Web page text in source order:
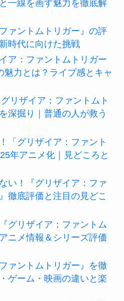
一線を画す魅力を徹底解
ァントムトリガー』の評
時代に向けた挑戦
ア：ファントムトリガー
魅力とは？ライブ感とキャ
リザイア：ファントムト
深掘り｜普通の人が救う
「グリザイア：ファント
年アニメ化｜見どころと
い！『グリザイア：ファ
徹底評価と注目の見どこ
グリザイア：ファントム
ニメ情報＆シリーズ評価
ァントムトリガー』を徹
ゲーム・映画の違いと楽